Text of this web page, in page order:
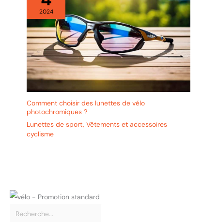
2024
Comment choisir des lunettes de vélo
photochromiques ?
Lunettes de sport, Vêtements et accessoires
cyclisme